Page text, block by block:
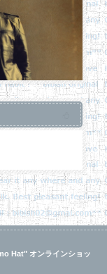
Hat" オンラインショッ